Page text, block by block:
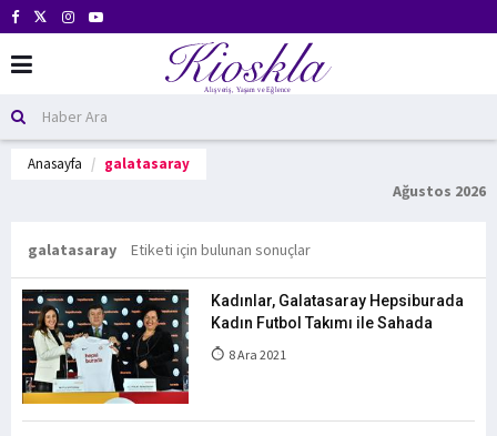
Anasayfa galatasaray
Ağustos 2026
galatasaray Etiketi için bulunan sonuçlar
Kadınlar, Galatasaray Hepsiburada
Kadın Futbol Takımı ile Sahada
8 Ara 2021